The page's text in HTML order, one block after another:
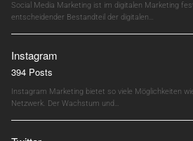
Social Media Marketing ist im digitalen Marketing
entscheidender Bestandteil der digitalen…
Instagram
394 Posts
Instagram Marketing bietet so viele Möglichkeiten
Netzwerk. Der Wachstum und…